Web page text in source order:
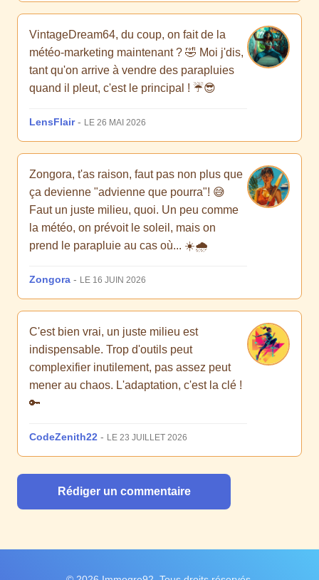
VintageDream64, du coup, on fait de la
météo-marketing maintenant ? 🤣 Moi j'dis,
tant qu'on arrive à vendre des parapluies
quand il pleut, c'est le principal ! ☔️😎
LensFlair- LE 26 MAI 2026
Zongora, t'as raison, faut pas non plus que
ça devienne "advienne que pourra"! 😅
Faut un juste milieu, quoi. Un peu comme
la météo, on prévoit le soleil, mais on
prend le parapluie au cas où... ☀️🌧️
Zongora - LE 16 JUIN 2026
C'est bien vrai, un juste milieu est
indispensable. Trop d'outils peut
complexifier inutilement, pas assez peut
mener au chaos. L'adaptation, c'est la clé !
🔑
CodeZenith22 - LE 23 JUILLET 2026
Rédiger un commentaire